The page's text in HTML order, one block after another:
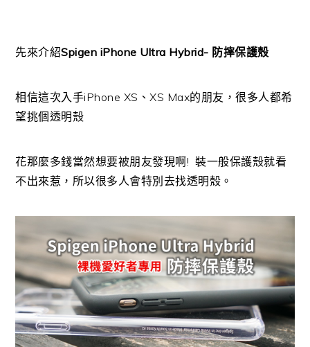
先來介紹Spigen iPhone Ultra Hybrid- 防摔保護殼
相信這次入手iPhone XS、XS Max的朋友，很多人都希
望挑個透明殼
花那麼多錢當然想要被朋友發現啊! 裝一般保護殼就看
不出來惹，所以很多人會特別去找透明殼。